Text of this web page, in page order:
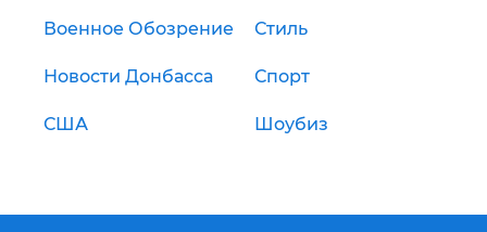
Военное Обозрение Стиль
Новости Донбасса Спорт
США Шоубиз